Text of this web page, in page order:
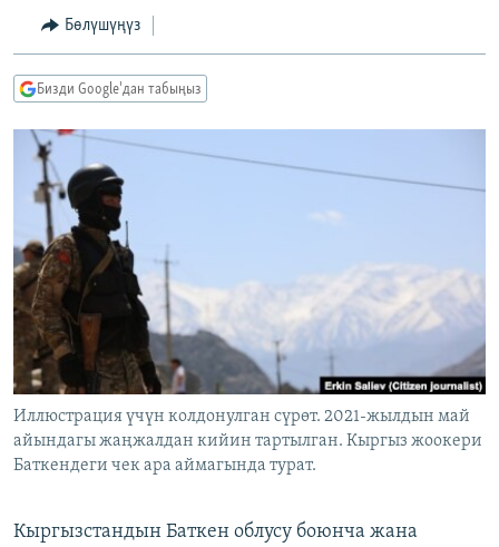
БҮГҮН АЗАТТЫКТА
ДАНИСТЕ
ЭЖЕ-СИҢДИЛЕР
АЗАТТЫК+
ЫҢГАЙСЫЗ СУРООЛОР
ПОДКАСТ
Русский
ОНЛАЙН ШЕРИНЕ
ЭЕ/АРнун бардык сайттары
Бөлүшүңүз
Бизди Google'дан табыңыз
Иллюстрация үчүн колдонулган сүрөт. 2021-жылдын май
айындагы жаңжалдан кийин тартылган. Кыргыз жоокери
Баткендеги чек ара аймагында турат.
Кыргызстандын Баткен облусу боюнча жана